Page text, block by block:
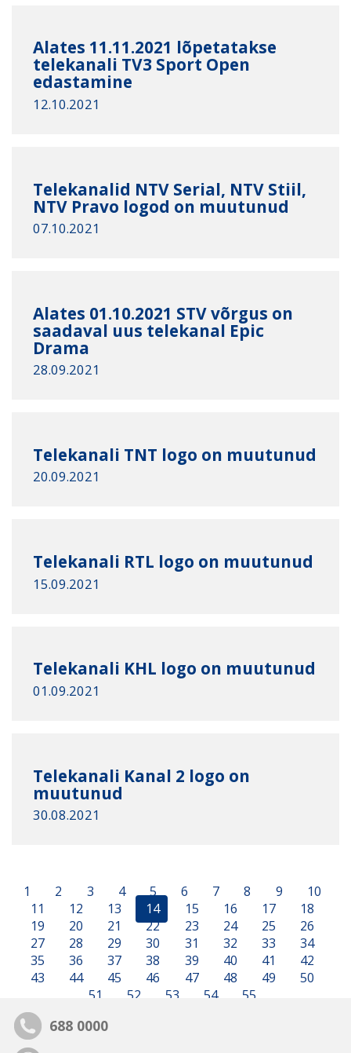
Alates 11.11.2021 lõpetatakse
telekanali TV3 Sport Open
edastamine
12.10.2021
Telekanalid NTV Serial, NTV Stiil,
NTV Pravo logod on muutunud
07.10.2021
Alates 01.10.2021 STV võrgus on
saadaval uus telekanal Epic
Drama
28.09.2021
Telekanali TNT logo on muutunud
20.09.2021
Telekanali RTL logo on muutunud
15.09.2021
Telekanali KHL logo on muutunud
01.09.2021
Telekanali Kanal 2 logo on
muutunud
30.08.2021
1 2 3 4 5 6 7 8 9
10
11
12 13 14 15 16 17
18
19
20 21 22 23 24 25
26
27
28 29 30 31 32 33
34
35
36 37 38 39 40 41
42
43
44 45 46 47 48 49
50
51
52 53 54 55
688 0000